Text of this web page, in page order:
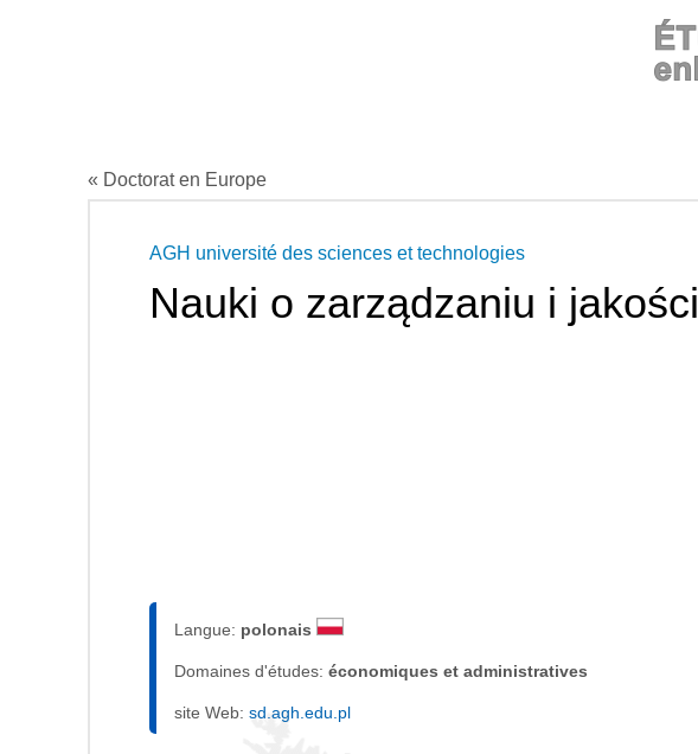
« Doctorat en Europe
AGH université des sciences et technologies
Nauki o zarządzaniu i jakości
Langue: polonais
Domaines d'études: économiques et administratives
site Web: sd.agh.edu.pl